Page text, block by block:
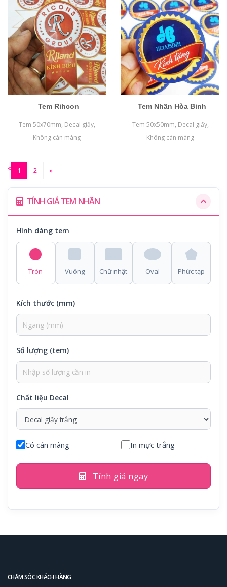
Tem Rihcon
Tem 50x70mm, Decal giấy,
Không cán màng
Tem Nhãn Hòa Binh
Tem 50x50mm, Decal giấy,
Không cán màng
« 1 2 »
TÍNH GIÁ TEM NHÃN
Hình dáng tem
Tròn Vuông Chữ nhật Oval Phức tạp
Kích thước (mm)
Số lượng (tem)
Chất liệu Decal
Có cán màng In mực trắng
Tính giá ngay
CHĂM SÓC KHÁCH HÀNG